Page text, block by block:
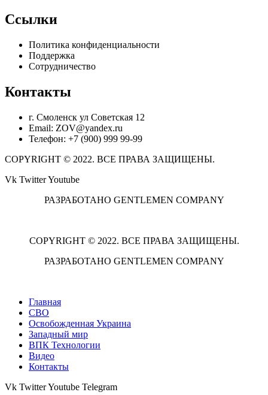
Ссылки
Политика конфиденциальности
Поддержка
Сотрудничество
Контакты
г. Смоленск ул Советская 12
Email: ZOV@yandex.ru
Телефон: +7 (900) 999 99-99
COPYRIGHT © 2022. ВСЕ ПРАВА ЗАЩИЩЕНЫ.
Vk TwitterYoutube
РАЗРАБОТАНО GENTLEMEN COMPANY
COPYRIGHT © 2022. ВСЕ ПРАВА ЗАЩИЩЕНЫ.
РАЗРАБОТАНО GENTLEMEN COMPANY
Главная
СВО
Освобожденная Украина
Западный мир
ВПК Технологии
Видео
Контакты
Vk TwitterYoutube Telegram